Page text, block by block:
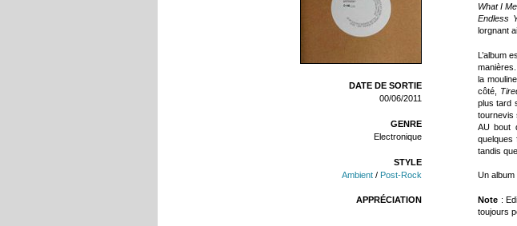
DATE DE SORTIE
00/06/2011
GENRE
Electronique
STYLE
Ambient / Post-Rock
APPRÉCIATION
What I
Endless
lorgnant
L’album
manières.
la
côté,
plus tard
tournevis
AU bout
quelques
tandis
Un album
Note :
toujours